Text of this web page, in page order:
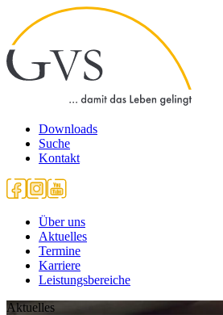
Downloads
Suche
Kontakt
Über uns
Aktuelles
Termine
Karriere
Leistungsbereiche
Aktuelles